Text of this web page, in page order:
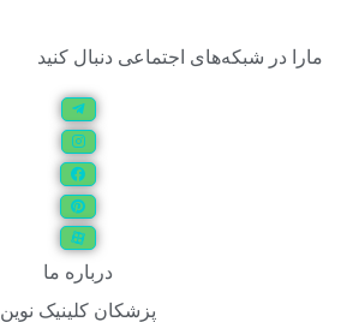
مارا در شبکه‌های اجتماعی دنبال کنید
درباره ما
پزشکان کلینیک نوین